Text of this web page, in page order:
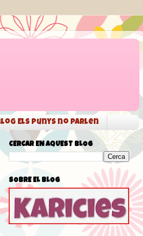
Els punys no parlen
CERCAR EN AQUEST BLOG
SOBRE EL BLOG